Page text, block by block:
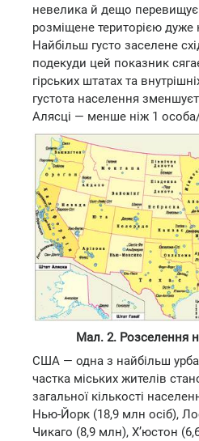
невелика й дещо перевищує
розміщене територією дуже
Найбільш густо заселене
подекуди цей показник
гірських штатах та
густота населення
Алясці — менше ніж 1
Мал. 2. Розселення
США — одна з найбільш
частка міських жителів
загальної кількості
Нью-Йорк (18,9 млн осіб),
Чикаго (8,9 млн), Х’юстон